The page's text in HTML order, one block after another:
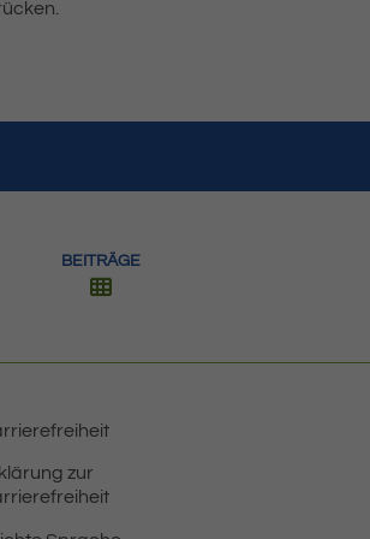
BEITRÄGE
zur